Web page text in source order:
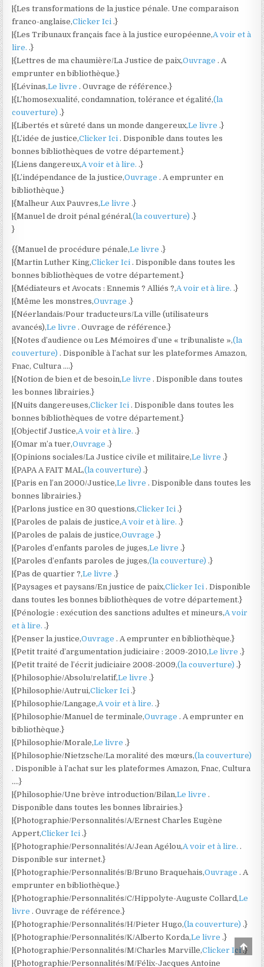
|{Les transformations de la justice pénale. Une comparaison
franco-anglaise,Clicker Ici.}
|{Les Tribunaux français face à la justice européenne,A voir et à
lire..}
|{Lettres de ma chaumière/La Justice de paix,Ouvrage. A
emprunter en bibliothèque.}
|{Lévinas,Le livre. Ouvrage de référence.}
|{L’homosexualité, condamnation, tolérance et égalité,(la
couverture).}
|{Libertés et sûreté dans un monde dangereux,Le livre.}
|{L’idée de justice,Clicker Ici. Disponible dans toutes les
bonnes bibliothèques de votre département.}
|{Liens dangereux,A voir et à lire..}
|{L’indépendance de la justice,Ouvrage. A emprunter en
bibliothèque.}
|{Malheur Aux Pauvres,Le livre.}
|{Manuel de droit pénal général,(la couverture).}
}
{{Manuel de procédure pénale,Le livre.}
|{Martin Luther King,Clicker Ici. Disponible dans toutes les
bonnes bibliothèques de votre département.}
|{Médiateurs et Avocats : Ennemis ? Alliés ?,A voir et à lire..}
|{Même les monstres,Ouvrage.}
|{Néerlandais/Pour traducteurs/La ville (utilisateurs
avancés),Le livre. Ouvrage de référence.}
|{Notes d’audience ou Les Mémoires d’une « tribunaliste »,(la
couverture). Disponible à l’achat sur les plateformes Amazon,
Fnac, Cultura ….}
|{Notion de bien et de besoin,Le livre. Disponible dans toutes
les bonnes librairies.}
|{Nuits dangereuses,Clicker Ici. Disponible dans toutes les
bonnes bibliothèques de votre département.}
|{Objectif Justice,A voir et à lire..}
|{Omar m’a tuer,Ouvrage.}
|{Opinions sociales/La Justice civile et militaire,Le livre.}
|{PAPA A FAIT MAL,(la couverture).}
|{Paris en l’an 2000/Justice,Le livre. Disponible dans toutes les
bonnes librairies.}
|{Parlons justice en 30 questions,Clicker Ici.}
|{Paroles de palais de justice,A voir et à lire..}
|{Paroles de palais de justice,Ouvrage.}
|{Paroles d’enfants paroles de juges,Le livre.}
|{Paroles d’enfants paroles de juges,(la couverture).}
|{Pas de quartier ?,Le livre.}
|{Paysages et paysans/En justice de paix,Clicker Ici. Disponible
dans toutes les bonnes bibliothèques de votre département.}
|{Pénologie : exécution des sanctions adultes et mineurs,A voir
et à lire..}
|{Penser la justice,Ouvrage. A emprunter en bibliothèque.}
|{Petit traité d’argumentation judiciaire : 2009-2010,Le livre.}
|{Petit traité de l’écrit judiciaire 2008-2009,(la couverture).}
|{Philosophie/Absolu/relatif,Le livre.}
|{Philosophie/Autrui,Clicker Ici.}
|{Philosophie/Langage,A voir et à lire..}
|{Philosophie/Manuel de terminale,Ouvrage. A emprunter en
bibliothèque.}
|{Philosophie/Morale,Le livre.}
|{Philosophie/Nietzsche/La moralité des mœurs,(la couverture)
. Disponible à l’achat sur les plateformes Amazon, Fnac, Cultura
….}
|{Philosophie/Une brève introduction/Bilan,Le livre.
Disponible dans toutes les bonnes librairies.}
|{Photographie/Personnalités/A/Ernest Charles Eugène
Appert,Clicker Ici.}
|{Photographie/Personnalités/A/Jean Agélou,A voir et à lire..
Disponible sur internet.}
|{Photographie/Personnalités/B/Bruno Braquehais,Ouvrage. A
emprunter en bibliothèque.}
|{Photographie/Personnalités/C/Hippolyte-Auguste Collard,Le
livre. Ouvrage de référence.}
|{Photographie/Personnalités/H/Pieter Hugo,(la couverture).}
|{Photographie/Personnalités/K/Alberto Korda,Le livre.}
|{Photographie/Personnalités/M/Charles Marville,Clicker Ici.}
|{Photographie/Personnalités/M/Félix-Jacques Antoine
to
Top